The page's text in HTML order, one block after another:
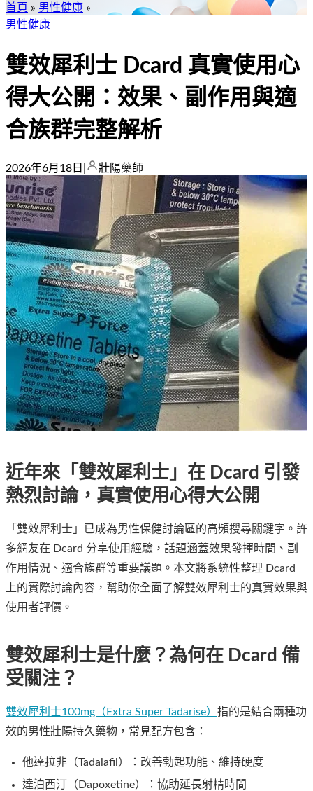
首頁 » 男性健康 »
男性健康
雙效犀利士 Dcard 真實使用心
得大公開：效果、副作用與適
合族群完整解析
2026年6月18日 壯陽藥師
近年來「雙效犀利士」在 Dcard 引發
熱烈討論，真實使用心得大公開
「雙效犀利士」已成為男性保健討論區的高頻搜尋關鍵字。許
多網友在 Dcard 分享使用經驗，話題涵蓋效果發揮時間、副
作用情況、適合族群等重要議題。本文將系統性整理 Dcard
上的實際討論內容，幫助你全面了解雙效犀利士的真實效果與
使用者評價。
雙效犀利士是什麼？為何在 Dcard 備
受關注？
雙效犀利士100mg（Extra Super Tadarise） 指的是結合兩種功
效的男性壯陽持久藥物，常見配方包含：
他達拉非（Tadalafil）：改善勃起功能、維持硬度
達泊西汀（Dapoxetine）：協助延長射精時間